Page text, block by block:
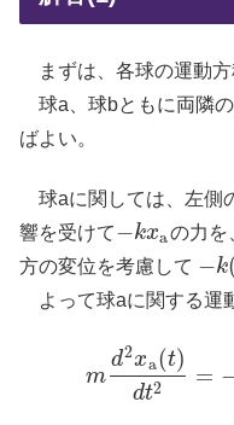
まずは、各球の運動方
球a、球bともに両隣
ばよい。
球aに関しては、左側
響を受けて−kxa
−kxa
の力を
方の変位を考慮して −k
−k(x
よって球aに関する運
m
d2xa(t)
dt2 =
(1-1)m